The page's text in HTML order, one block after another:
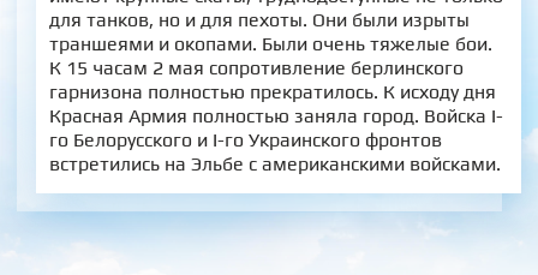
для танков, но и для пехоты. Они были изрыты
траншеями и окопами. Были очень тяжелые бои.
К 15 часам 2 мая сопротивление берлинского
гарнизона полностью прекратилось. К исходу дня
Красная Армия полностью заняла город. Войска І-
го Белорусского и І-го Украинского фронтов
встретились на Эльбе с американскими войсками.